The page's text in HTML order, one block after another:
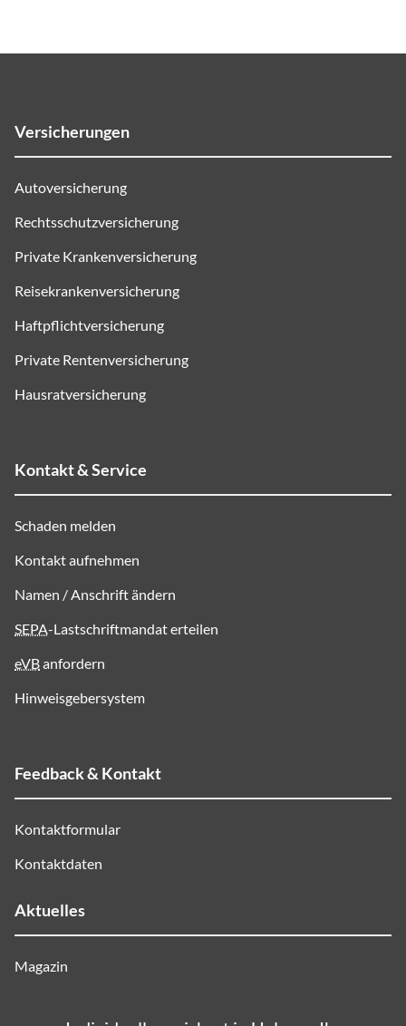
Versicherungen
Autoversicherung
Rechtsschutzversicherung
Private Krankenversicherung
Reisekrankenversicherung
Haftpflichtversicherung
Private Rentenversicherung
Hausratversicherung
Kontakt & Service
Schaden melden
Kontakt aufnehmen
Namen / Anschrift ändern
SEPA-Lastschriftmandat erteilen
eVBanfordern
Hinweisgebersystem
Feedback & Kontakt
Kontaktformular
Kontaktdaten
Aktuelles
Magazin